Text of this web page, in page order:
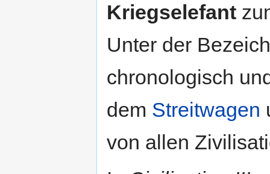
Kriegselefant
Unter der
chronologisch
dem Streitwagen
von allen